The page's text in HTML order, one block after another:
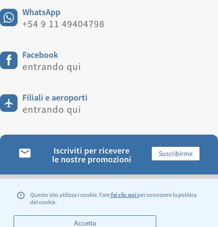
Questo sito utilizza i cookie. Farefai clic qui per conoscere la politica
dei cookie.
Accetta
WhatsApp
+54 9 11 49404798
Facebook
entrando qui
Filiali e aeroporti
entrando qui
Iscriviti per ricevere
le nostre promozioni Suscribirme
TROVACI: